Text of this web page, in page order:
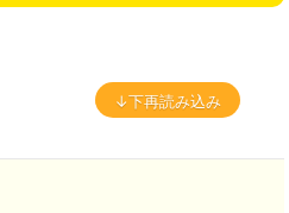
↓下再読み込み